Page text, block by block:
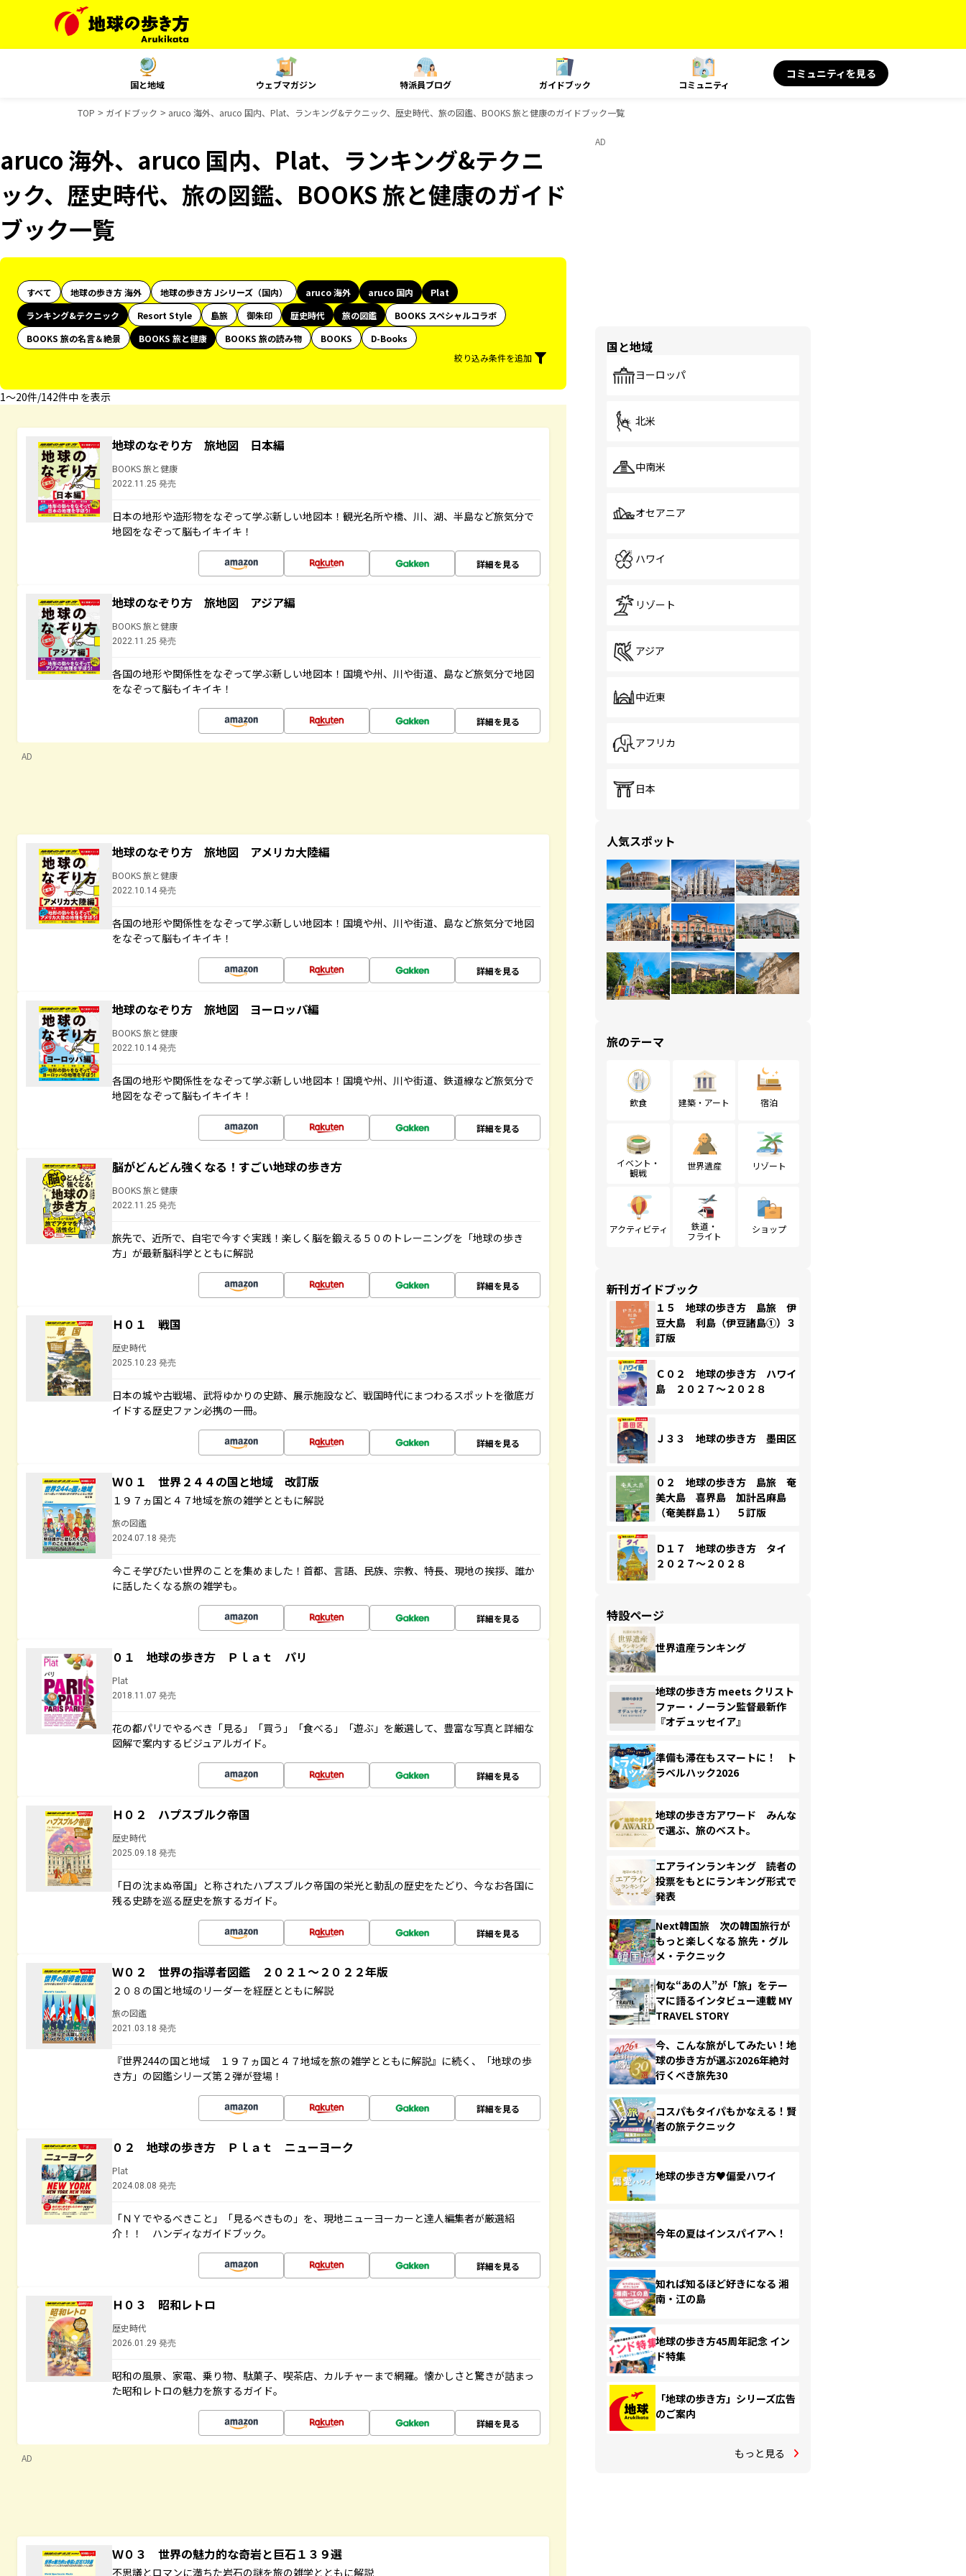
国と地域 ウェブマガジン 特派員ブログ ガイドブック コミュニティ
コミュニティを見る
TOP ガイドブック aruco 海外、aruco 国内、Plat、ランキング&テクニック、歴史時代、旅の図鑑、BOOKS 旅と健康のガイドブック一覧
aruco 海外、aruco 国内、Plat、ランキング&テクニ
ック、歴史時代、旅の図鑑、BOOKS 旅と健康のガイド
ブック一覧
すべて 地球の歩き方 海外 地球の歩き方 Jシリーズ（国内） aruco 海外 aruco 国内
Plat
ランキング&テクニック
Resort Style 島旅 御朱印 歴史時代 旅の図鑑
BOOKS スペシャルコラボ
BOOKS 旅の名言＆絶景
BOOKS 旅と健康 BOOKS 旅の読み物 BOOKS
D-Books
絞り込み条件を追加
1〜20件/142件中 を表示
地球のなぞり方 旅地図 日本編
BOOKS 旅と健康
2022.11.25 発売
日本の地形や造形物をなぞって学ぶ新しい地図本！観光名所や橋、川、湖、半島など旅気分で
地図をなぞって脳もイキイキ！
詳細を見る
地球のなぞり方 旅地図 アジア編
BOOKS 旅と健康
2022.11.25 発売
各国の地形や関係性をなぞって学ぶ新しい地図本！国境や州、川や街道、島など旅気分で地図
をなぞって脳もイキイキ！
詳細を見る
AD
地球のなぞり方 旅地図 アメリカ大陸編
BOOKS 旅と健康
2022.10.14 発売
各国の地形や関係性をなぞって学ぶ新しい地図本！国境や州、川や街道、島など旅気分で地図
をなぞって脳もイキイキ！
詳細を見る
地球のなぞり方 旅地図 ヨーロッパ編
BOOKS 旅と健康
2022.10.14 発売
各国の地形や関係性をなぞって学ぶ新しい地図本！国境や州、川や街道、鉄道線など旅気分で
地図をなぞって脳もイキイキ！
詳細を見る
脳がどんどん強くなる！すごい地球の歩き方
BOOKS 旅と健康
2022.11.25 発売
旅先で、近所で、自宅で今すぐ実践！楽しく脳を鍛える５０のトレーニングを「地球の歩き
方」が最新脳科学とともに解説
詳細を見る
Ｈ０１ 戦国
歴史時代
2025.10.23 発売
日本の城や古戦場、武将ゆかりの史跡、展示施設など、戦国時代にまつわるスポットを徹底ガ
イドする歴史ファン必携の一冊。
詳細を見る
Ｗ０１ 世界２４４の国と地域 改訂版
１９７ヵ国と４７地域を旅の雑学とともに解説
旅の図鑑
2024.07.18 発売
今こそ学びたい世界のことを集めました！首都、言語、民族、宗教、特長、現地の挨拶、誰か
に話したくなる旅の雑学も。
詳細を見る
０１ 地球の歩き方 Ｐｌａｔ パリ
Plat
2018.11.07 発売
花の都パリでやるべき「見る」「買う」「食べる」「遊ぶ」を厳選して、豊富な写真と詳細な
図解で案内するビジュアルガイド。
詳細を見る
Ｈ０２ ハプスブルク帝国
歴史時代
2025.09.18 発売
「日の沈まぬ帝国」と称されたハプスブルク帝国の栄光と動乱の歴史をたどり、今なお各国に
残る史跡を巡る歴史を旅するガイド。
詳細を見る
Ｗ０２ 世界の指導者図鑑 ２０２１～２０２２年版
２０８の国と地域のリーダーを経歴とともに解説
旅の図鑑
2021.03.18 発売
『世界244の国と地域 １９７ヵ国と４７地域を旅の雑学とともに解説』に続く、「地球の歩
き方」の図鑑シリーズ第２弾が登場！
詳細を見る
０２ 地球の歩き方 Ｐｌａｔ ニューヨーク
Plat
2024.08.08 発売
「ＮＹでやるべきこと」「見るべきもの」を、現地ニューヨーカーと達人編集者が厳選紹
介！！ ハンディなガイドブック。
詳細を見る
Ｈ０３ 昭和レトロ
歴史時代
2026.01.29 発売
昭和の風景、家電、乗り物、駄菓子、喫茶店、カルチャーまで網羅。懐かしさと驚きが詰まっ
た昭和レトロの魅力を旅するガイド。
詳細を見る
AD
Ｗ０３ 世界の魅力的な奇岩と巨石１３９選
不思議とロマンに満ちた岩石の謎を旅の雑学とともに解説
AD
国と地域
ヨーロッパ
北米
中南米
オセアニア
ハワイ
リゾート
アジア
中近東
アフリカ
日本
人気スポット
旅のテーマ
飲食 建築・アート 宿泊
イベント・
観戦
世界遺産 リゾート
アクティビティ
鉄道・
フライト
ショップ
新刊ガイドブック
１５ 地球の歩き方 島旅 伊
豆大島 利島（伊豆諸島①）３
訂版
Ｃ０２ 地球の歩き方 ハワイ
島 ２０２７～２０２８
Ｊ３３ 地球の歩き方 墨田区
０２ 地球の歩き方 島旅 奄
美大島 喜界島 加計呂麻島
（奄美群島１） ５訂版
Ｄ１７ 地球の歩き方 タイ
２０２７～２０２８
特設ページ
世界遺産ランキング
地球の歩き方 meets クリスト
ファー・ノーラン監督最新作
『オデュッセイア』
準備も滞在もスマートに！ ト
ラベルハック2026
地球の歩き方アワード みんな
で選ぶ、旅のベスト。
エアラインランキング 読者の
投票をもとにランキング形式で
発表
Next韓国旅 次の韓国旅行が
もっと楽しくなる 旅先・グル
メ・テクニック
旬な“あの人”が「旅」をテー
マに語るインタビュー連載 MY
TRAVEL STORY
今、こんな旅がしてみたい！地
球の歩き方が選ぶ2026年絶対
行くべき旅先30
コスパもタイパもかなえる！賢
者の旅テクニック
地球の歩き方♥偏愛ハワイ
今年の夏はインスパイアへ！
知れば知るほど好きになる 湘
南・江の島
地球の歩き方45周年記念 イン
ド特集
「地球の歩き方」シリーズ広告
のご案内
もっと見る